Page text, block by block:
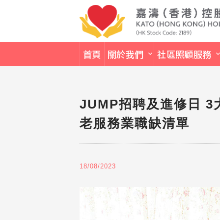
首頁 關於我們 社區照顧服務
JUMP招聘及進修日 3
老服務業職缺清單
18/08/2023